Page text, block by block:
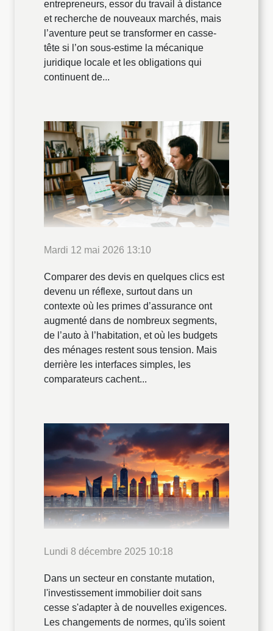
entrepreneurs, essor du travail à distance
et recherche de nouveaux marchés, mais
l’aventure peut se transformer en casse-
tête si l’on sous-estime la mécanique
juridique locale et les obligations qui
continuent de...
Mardi 12 mai 2026 13:10
Comparer des devis en quelques clics est
devenu un réflexe, surtout dans un
contexte où les primes d’assurance ont
augmenté dans de nombreux segments,
de l’auto à l’habitation, et où les budgets
des ménages restent sous tension. Mais
derrière les interfaces simples, les
comparateurs cachent...
Lundi 8 décembre 2025 10:18
Dans un secteur en constante mutation,
l'investissement immobilier doit sans
cesse s'adapter à de nouvelles exigences.
Les changements de normes, qu'ils soient